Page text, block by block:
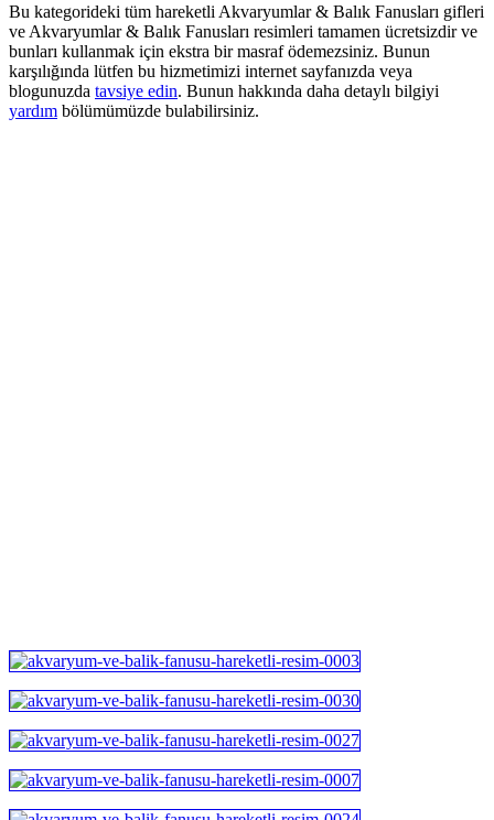
Bu kategorideki tüm hareketli Akvaryumlar & Balık Fanusları gifleri
ve Akvaryumlar & Balık Fanusları resimleri tamamen ücretsizdir ve
bunları kullanmak için ekstra bir masraf ödemezsiniz. Bunun
karşılığında lütfen bu hizmetimizi internet sayfanızda veya
blogunuzda tavsiye edin. Bunun hakkında daha detaylı bilgiyi
yardım bölümümüzde bulabilirsiniz.